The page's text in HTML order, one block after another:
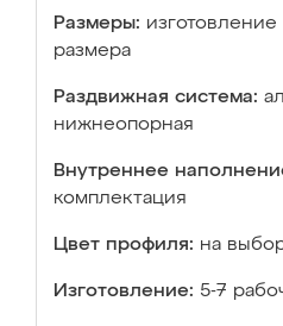
Размеры:
размера
Раздвижная система:
нижнеопорная
Внутреннее
комплектация
Цвет профиля: на
Изготовление: 5-7